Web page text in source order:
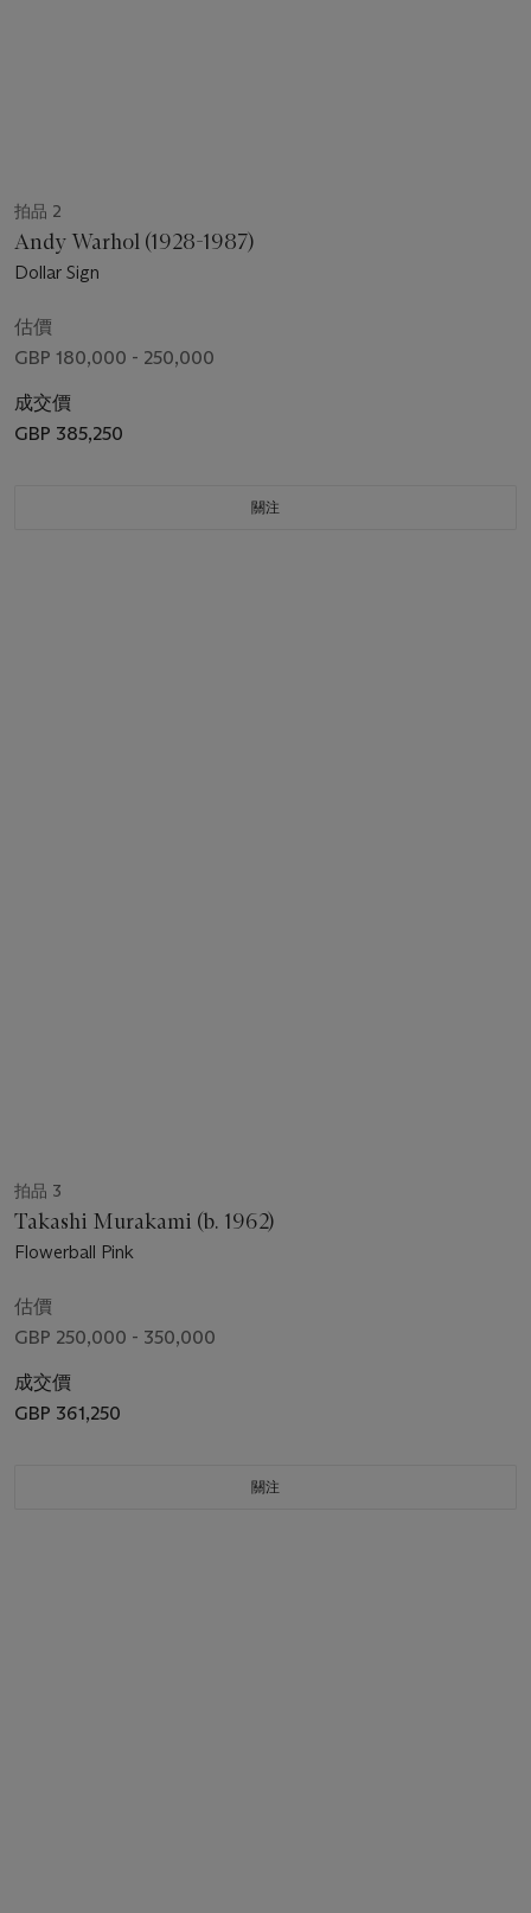
拍品 2
Andy Warhol (1928-1987)
Dollar Sign
估價
GBP 180,000 - 250,000
成交價
GBP 385,250
關注
拍品 3
Takashi Murakami (b. 1962)
Flowerball Pink
估價
GBP 250,000 - 350,000
成交價
GBP 361,250
關注